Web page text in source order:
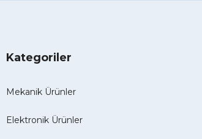
Kategoriler
Mekanik Ürünler
Elektronik Ürünler